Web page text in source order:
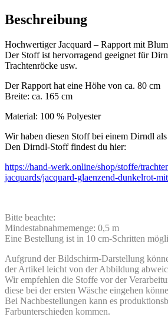
Beschreibung
Hochwertiger Jacquard – Rapport mit
Der Stoff ist hervorragend geeignet für
Trachtenröcke usw.
Der Rapport hat eine Höhe von ca. 80 cm
Breite: ca. 165 cm
Material: 100 % Polyester
Wir haben diesen Stoff bei einem Dirndl
Den Dirndl-Stoff findest du hier:
https://hand-werk.online/shop/stoffe/
jacquards/jacquard-glaenzend-dunkelrot-
Bitte beachte:
Mindestabnahmemenge: 0,5 m
Eine Bestellung ist in 10 cm-Schritten
Aufgrund der Bildschirm-Darstellung
der Artikel leicht von der Abbildung
Wir empfehlen die Stoffe vor der
diese bei der ersten Wäsche eingehen
Bei Nachbestellungen kann es
Farbunterschieden kommen.